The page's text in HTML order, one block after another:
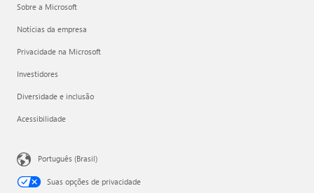
Sobre a Microsoft
Notícias da empresa
Privacidade na Microsoft
Investidores
Diversidade e inclusão
Acessibilidade
Português (Brasil)
Suas opções de privacidade